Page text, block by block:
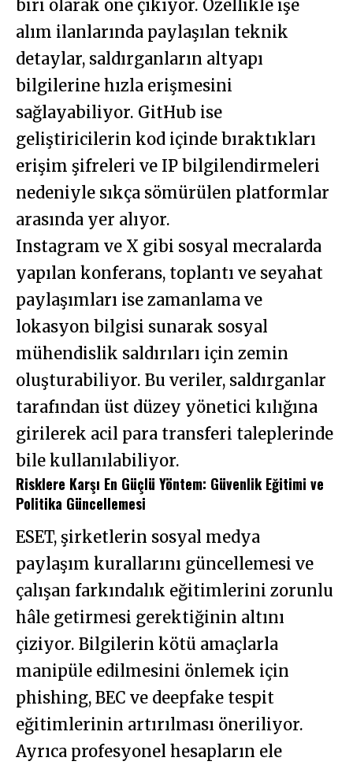
biri olarak öne çıkıyor. Özellikle işe
alım ilanlarında paylaşılan teknik
detaylar, saldırganların altyapı
bilgilerine hızla erişmesini
sağlayabiliyor. GitHub ise
geliştiricilerin kod içinde bıraktıkları
erişim şifreleri ve IP bilgilendirmeleri
nedeniyle sıkça sömürülen platformlar
arasında yer alıyor.
Instagram ve X gibi sosyal mecralarda
yapılan konferans, toplantı ve seyahat
paylaşımları ise zamanlama ve
lokasyon bilgisi sunarak sosyal
mühendislik saldırıları için zemin
oluşturabiliyor. Bu veriler, saldırganlar
tarafından üst düzey yönetici kılığına
girilerek acil para transferi taleplerinde
bile kullanılabiliyor.
Risklere Karşı En Güçlü Yöntem: Güvenlik Eğitimi ve
Politika Güncellemesi
ESET, şirketlerin sosyal medya
paylaşım kurallarını güncellemesi ve
çalışan farkındalık eğitimlerini zorunlu
hâle getirmesi gerektiğinin altını
çiziyor. Bilgilerin kötü amaçlarla
manipüle edilmesini önlemek için
phishing, BEC ve deepfake tespit
eğitimlerinin artırılması öneriliyor.
Ayrıca profesyonel hesapların ele